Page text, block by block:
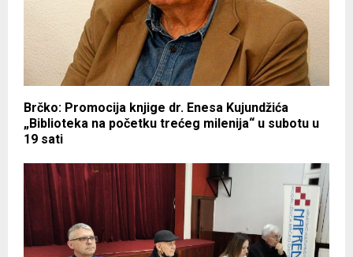
Brčko: Promocija knjige dr. Enesa Kujundžića
„Biblioteka na početku trećeg milenija“ u subotu u
19 sati